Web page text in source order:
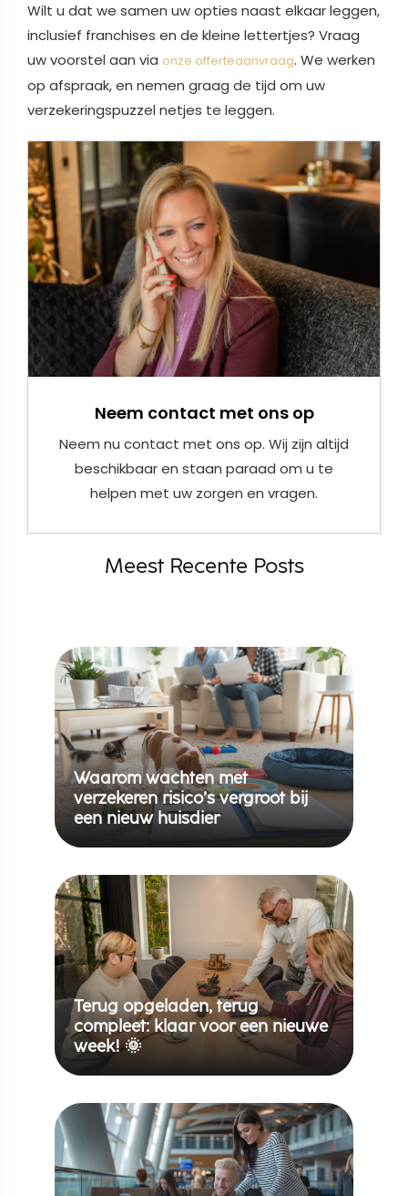
Wilt u dat we samen uw opties naast elkaar leggen,
inclusief franchises en de kleine lettertjes? Vraag
uw voorstel aan via onze offerteaanvraag. We werken
op afspraak, en nemen graag de tijd om uw
verzekeringspuzzel netjes te leggen.
Neem contact met ons op
Neem nu contact met ons op. Wij zijn altijd
beschikbaar en staan paraad om u te
helpen met uw zorgen en vragen.
Meest Recente Posts
Waarom wachten met
verzekeren risico’s vergroot bij
een nieuw huisdier
Terug opgeladen, terug
compleet: klaar voor een nieuwe
week! 🌞